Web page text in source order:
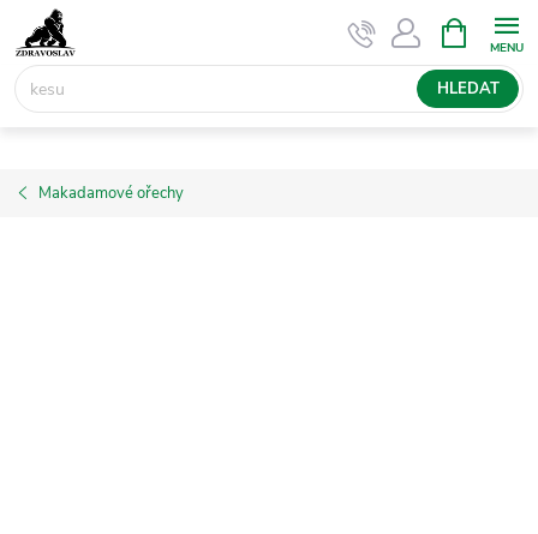
na
obsah
HLEDAT
NÁKUPNÍ
KOŠÍK
Makadamové ořechy